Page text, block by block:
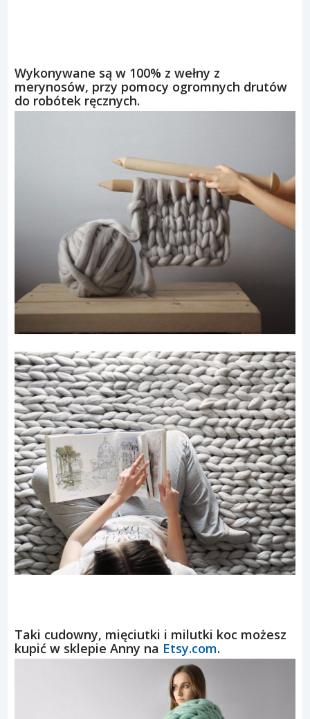
Wykonywane są w 100% z wełny z
merynosów, przy pomocy ogromnych drutów
do robótek ręcznych.
Taki cudowny, mięciutki i milutki koc możesz
kupić w sklepie Anny na Etsy.com.